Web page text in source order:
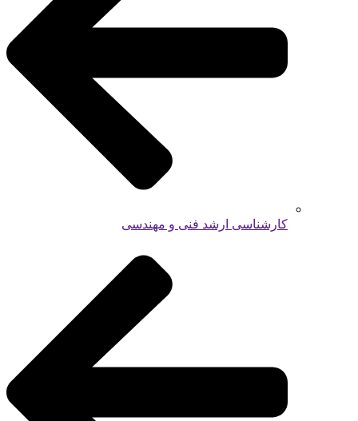
کارشناسی ارشد فنی و مهندسی